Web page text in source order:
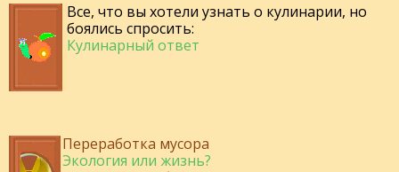
Все, что вы хотели узнать о кулинарии, но
боялись спросить:
Кулинарный ответ
Переработка мусора
Экология или жизнь?